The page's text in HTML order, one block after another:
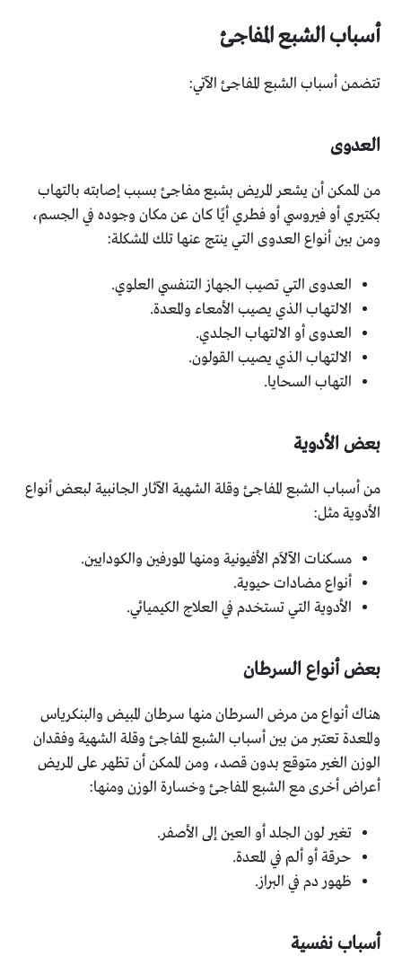
أسباب الشبع المفاجئ
تتضمن أسباب الشبع المفاجئ الآتي:
العدوى
من الممكن أن يشعر المريض بشبع مفاجئ بسبب إصابته بالتهاب
بكتيري أو فيروسي أو فطري أيًا كان عن مكان وجوده في الجسم،
ومن بين أنواع العدوى التي ينتج عنها تلك المشكلة:
العدوى التي تصيب الجهاز التنفسي العلوي.
الالتهاب الذي يصيب الأمعاء والمعدة.
العدوى أو الالتهاب الجلدي.
الالتهاب الذي يصيب القولون.
التهاب السحايا.
بعض الأدوية
من أسباب الشبع المفاجئ وقلة الشهية الآثار الجانبية لبعض أنواع
الأدوية مثل:
مسكنات الآلاَم الأفيونية ومنها المورفين والكودايين.
أنواع مضادات حيوية.
الأدوية التي تستخدم في العلاج الكيميائي.
بعض أنواع السرطان
هناك أنواع من مرض السرطان منها سرطان المبيض والبنكرياس
والمعدة تعتبر من بين أسباب الشبع المفاجئ وقلة الشهية وفقدان
الوزن الغير متوقع بدون قصد، ومن الممكن أن تظهر على المريض
أعراض أخرى مع الشبع المفاجئ وخسارة الوزن ومنها:
تغير لون الجلد أو العين إلى الأصفر.
حرقة أو ألم في المعدة.
ظهور دم في البراز.
أسباب نفسية